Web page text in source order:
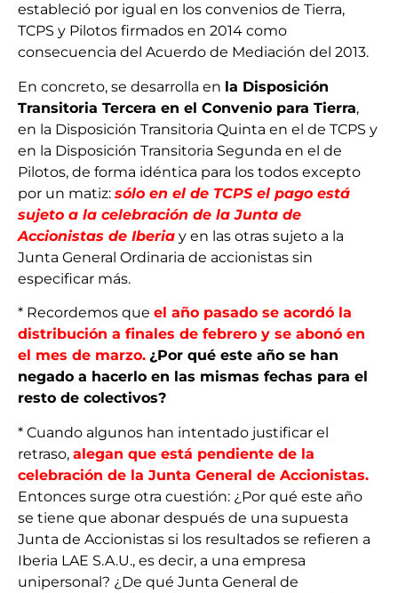
estableció por igual en los convenios de Tierra,
TCPS y Pilotos firmados en 2014 como
consecuencia del Acuerdo de Mediación del 2013.
En concreto, se desarrolla en la Disposición
Transitoria Tercera en el Convenio para Tierra,
en la Disposición Transitoria Quinta en el de TCPS y
en la Disposición Transitoria Segunda en el de
Pilotos, de forma idéntica para los todos excepto
por un matiz: sólo en el de TCPS el pago está
sujeto a la celebración de la Junta de
Accionistas de Iberia y en las otras sujeto a la
Junta General Ordinaria de accionistas sin
especificar más.
* Recordemos que el año pasado se acordó la
distribución a finales de febrero y se abonó en
el mes de marzo. ¿Por qué este año se han
negado a hacerlo en las mismas fechas para el
resto de colectivos?
* Cuando algunos han intentado justificar el
retraso, alegan que está pendiente de la
celebración de la Junta General de Accionistas.
Entonces surge otra cuestión: ¿Por qué este año
se tiene que abonar después de una supuesta
Junta de Accionistas si los resultados se refieren a
Iberia LAE S.A.U., es decir, a una empresa
unipersonal? ¿De qué Junta General de